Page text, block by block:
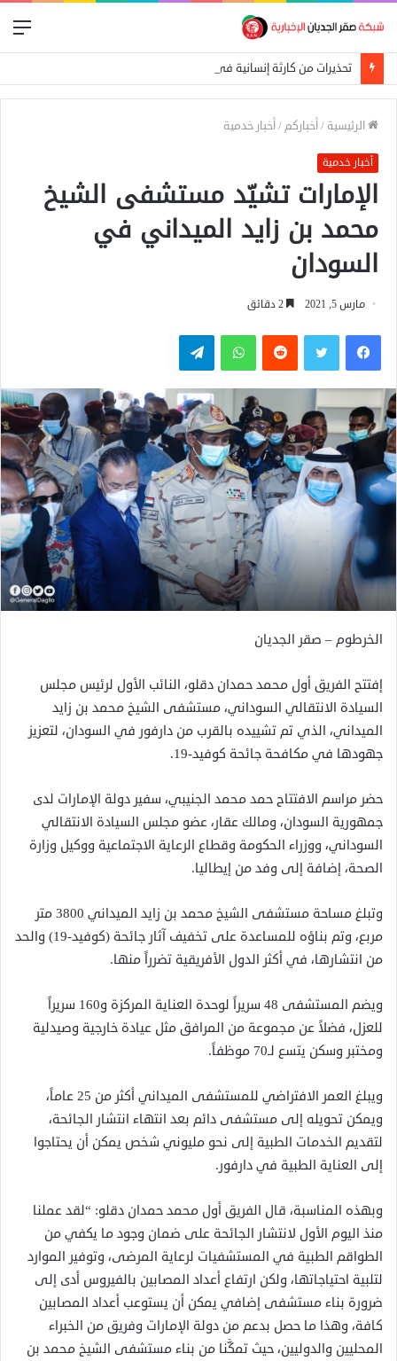
الرئيسية /أخباركم/أخبار خدمية
أخبار خدمية
الإمارات تشيّد مستشفى الشيخ
محمد بن زايد الميداني في
السودان
مارس 5, 2021
فيسبوكتويتر واتساب تيلقرام
الخرطوم – صقر الجديان
إفتتح الفريق أول محمد حمدان دقلو، النائب الأول لرئيس مجلس
السيادة الانتقالي السوداني، مستشفى الشيخ محمد بن زايد
الميداني، الذي تم تشييده بالقرب من دارفور في السودان، لتعزيز
جهودها في مكافحة جائحة كوفيد-19.
حضر مراسم الافتتاح حمد محمد الجنيبي، سفير دولة الإمارات لدى
جمهورية السودان، ومالك عقار، عضو مجلس السيادة الانتقالي
السوداني، ووزراء الحكومة وقطاع الرعاية الاجتماعية ووكيل وزارة
الصحة، إضافة إلى وفد من إيطاليا.
وتبلغ مساحة مستشفى الشيخ محمد بن زايد الميداني 3800 متر
مربع، وتم بناؤه للمساعدة على تخفيف آثار جائحة (كوفيد-19) والحد
من انتشارها، في أكثر الدول الأفريقية تضرراً منها.
ويضم المستشفى 48 سريراً لوحدة العناية المركزة و160 سريراً
للعزل، فضلاً عن مجموعة من المرافق مثل عيادة خارجية وصيدلية
ومختبر وسكن يتسع لـ70 موظفاً
.
ويبلغ العمر الافتراضي للمستشفى الميداني أكثر من 25 عاماً،
ويمكن تحويله إلى مستشفى دائم بعد انتهاء انتشار الجائحة،
لتقديم الخدمات الطبية إلى نحو مليوني شخص يمكن أن يحتاجوا
إلى العناية الطبية في دارفور.
وبهذه المناسبة، قال الفريق أول محمد حمدان دقلو: “لقد عملنا
منذ اليوم الأول لانتشار الجائحة على ضمان وجود ما يكفي من
الطواقم الطبية في المستشفيات لرعاية المرضى، وتوفير الموارد
لتلبية احتياجاتها، ولكن ارتفاع أعداد المصابين بالفيروس أدى إلى
ضرورة بناء مستشفى إضافي يمكن أن يستوعب أعداد المصابين
كافة، وهذا ما حصل بدعم من دولة الإمارات وفريق من الخبراء
المحليين والدوليين، حيث تمكَّنا من بناء مستشفى الشيخ محمد بن